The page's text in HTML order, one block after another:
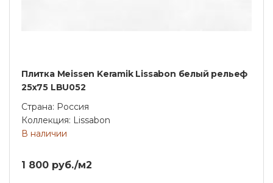
Плитка Meissen Keramik Lissabon белый рельеф
25x75 LBU052
Страна: Россия
Коллекция: Lissabon
В наличии
1 800 руб./м2